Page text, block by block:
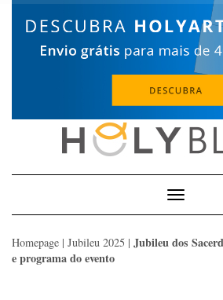
Toggle
Navigation
Homepage | Jubileu 2025 | Jubileu dos
e programa do evento